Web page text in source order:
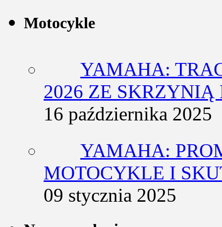
Motocykle
YAMAHA:
2026 ZE
16 października 2025
YAMAHA:
MOTOCYKLE I
09 stycznia 2025